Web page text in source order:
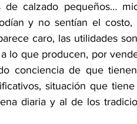
calzado pequeños…
y no sentían el costo,
caro, las utilidades
lo que producen, por
conciencia de que
situación que
diaria y al de los